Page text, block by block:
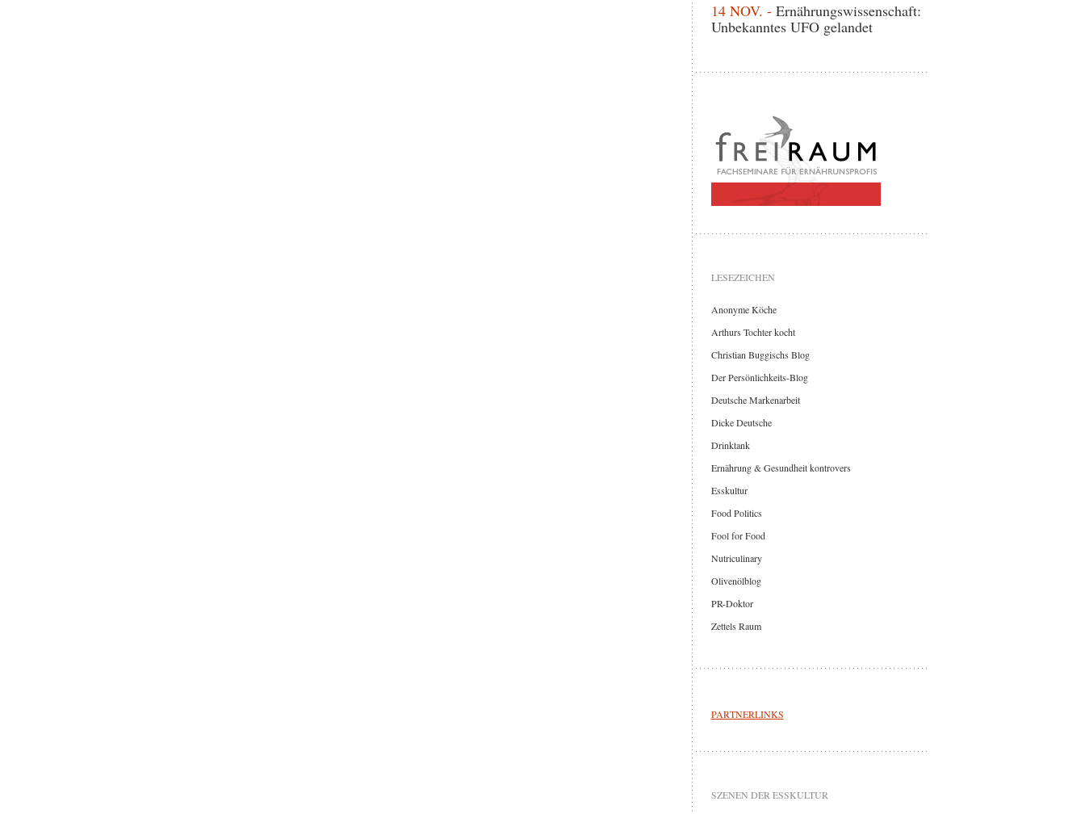
14 NOV. - Ernährungswissenschaft:
Unbekanntes UFO gelandet
LESEZEICHEN
Anonyme Köche
Arthurs Tochter kocht
Christian Buggischs Blog
Der Persönlichkeits-Blog
Deutsche Markenarbeit
Dicke Deutsche
Drinktank
Ernährung & Gesundheit kontrovers
Esskultur
Food Politics
Fool for Food
Nutriculinary
Olivenölblog
PR-Doktor
Zettels Raum
PARTNERLINKS
SZENEN DER ESSKULTUR